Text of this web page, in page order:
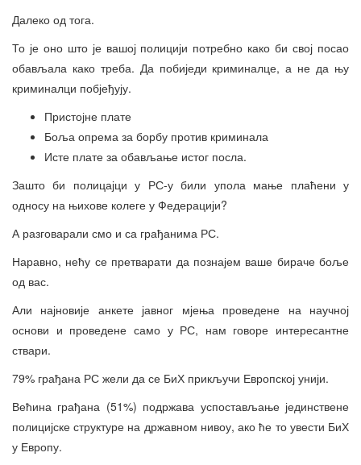
Далеко од тога.
То је оно што је вашој полицији потребно како би свој посао
обављала како треба. Да побиједи криминалце, а не да њу
криминалци побјеђују.
Пристојне плате
Боља опрема за борбу против криминала
Исте плате за обављање истог посла.
Зашто би полицајци у РС-у били упола мање плаћени у
односу на њихове колеге у Федерацији?
А разговарали смо и са грађанима РС.
Наравно, нећу се претварати да познајем ваше бираче боље
од вас.
Али најновије анкете јавног мјења проведене на научној
основи и проведене само у РС, нам говоре интересантне
ствари.
79% грађана РС жели да се БиХ прикључи Европској унији.
Већина грађана (51%) подржава успостављање јединствене
полицијске структуре на државном нивоу, ако ће то увести БиХ
у Европу.